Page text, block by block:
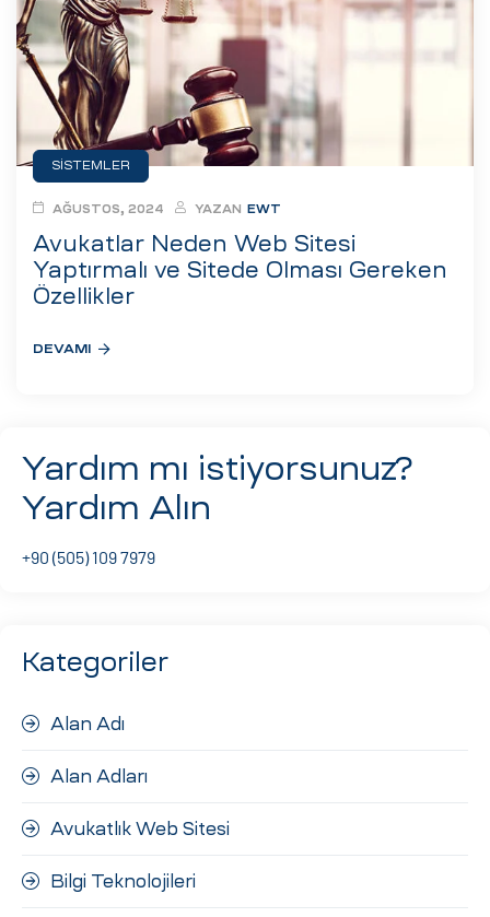
Aday
SISTEMLER
Avukatlar Neden Web Sitesi
Yaptırmalı ve Sitede Olması Gereken
Özellikler
AĞUSTOS, 2024 YAZAN EWT
DEVAMI
Yardım mı istiyorsunuz?
Yardım Alın
+90 (505) 109 7979
Kategoriler
Alan Adı
Alan Adları
Avukatlık Web Sitesi
Bilgi Teknolojileri